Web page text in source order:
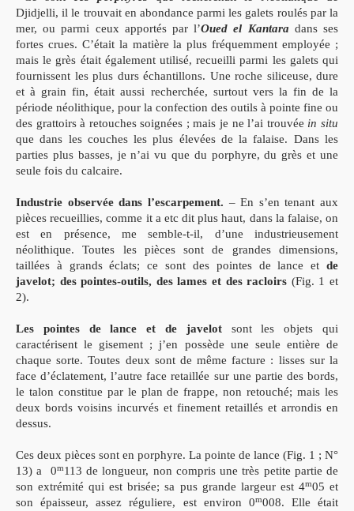
Djidjelli, il le trouvait en abondance parmi les galets roulés par la
mer, ou parmi ceux apportés par l’Oued el Kantara dans ses
fortes crues. C’était la matière la plus fréquemment employée ;
mais le grès était également utilisé, recueilli parmi les galets qui
fournissent les plus durs échantillons. Une roche siliceuse, dure
et à grain fin, était aussi recherchée, surtout vers la fin de la
période néolithique, pour la confection des outils à pointe fine ou
des grattoirs à retouches soignées ; mais je ne l’ai trouvée in situ
que dans les couches les plus élevées de la falaise. Dans les
parties plus basses, je n’ai vu que du porphyre, du grès et une
seule fois du calcaire.
Industrie observée dans l’escarpement. – En s’en tenant aux
pièces recueillies, comme it a etc dit plus haut, dans la falaise, on
est en présence, me semble-t-il, d’une industrieusement
néolithique. Toutes les pièces sont de grandes dimensions,
taillées à grands éclats; ce sont des pointes de lance et de
javelot; des pointes-outils, des lames et des racloirs (Fig. 1 et
2).
Les pointes de lance et de javelotsont les objets qui
caractérisent le gisement ; j’en possède une seule entière de
chaque sorte. Toutes deux sont de même facture : lisses sur la
face d’éclatement, l’autre face retaillée sur une partie des bords,
le talon constitue par le plan de frappe, non retouché; mais les
deux bords voisins incurvés et finement retaillés et arrondis en
dessus.
Ces deux pièces sont en porphyre. La pointe de lance (Fig. 1 ; N°
13) a 0m113 de longueur, non compris une très petite partie de
son extrémité qui est brisée; sa pus grande largeur est 4m05 et
son épaisseur, assez réguliere, est environ 0m008. Elle était